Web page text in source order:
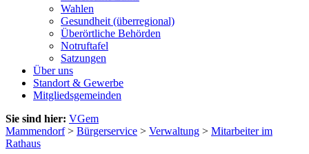
Wahlen
Gesundheit (überregional)
Überörtliche Behörden
Notruftafel
Satzungen
Über uns
Standort & Gewerbe
Mitgliedsgemeinden
Sie sind hier: VGem
Mammendorf> Bürgerservice > Verwaltung > Mitarbeiter im
Rathaus